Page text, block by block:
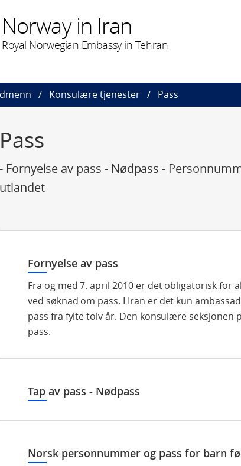
Norway in Iran
Royal Norwegian Embassy in Tehran
Konsulære tjenester Pass
Pass
- Fornyelse av pass - Nødpass -
utlandet
Fornyelse av pass
Fra og med 7. april 2010 er det obligatorisk for
ved søknad om pass. I Iran er det kun
pass fra fylte tolv år. Den konsulære seksjonen
pass.
Tap av pass - Nødpass
Norsk personnummer og pass for barn